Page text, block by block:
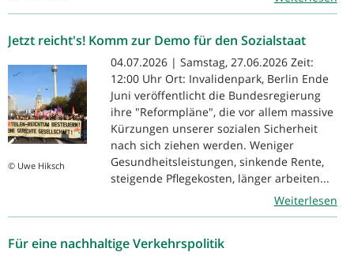
Jetzt reicht's! Komm zur Demo für den Sozialstaat
© Uwe Hiksch
04.07.2026 | Samstag, 27.06.2026 Zeit:
12:00 Uhr Ort: Invalidenpark, Berlin Ende
Juni veröffentlicht die Bundesregierung
ihre "Reformpläne", die vor allem massive
Kürzungen unserer sozialen Sicherheit
nach sich ziehen werden. Weniger
Gesundheitsleistungen, sinkende Rente,
steigende Pflegekosten, länger arbeiten...
Weiterlesen
Für eine nachhaltige Verkehrspolitik